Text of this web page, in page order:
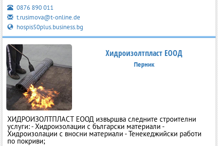
0876 890 011
t.rusimova@t-online.de
hospis50plus.business.bg
Хидроизолтпласт ЕООД
Перник
ХИДРОИЗОЛТПЛАСТ ЕООД извършва следните строителни
услуги: - Хидроизолации с български материали -
Хидроизолации с вносни материали - Тенекеджийски работи
по покриви;